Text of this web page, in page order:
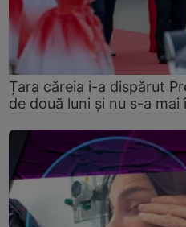
Țara căreia i-a dispărut
de două luni și nu s-a mai